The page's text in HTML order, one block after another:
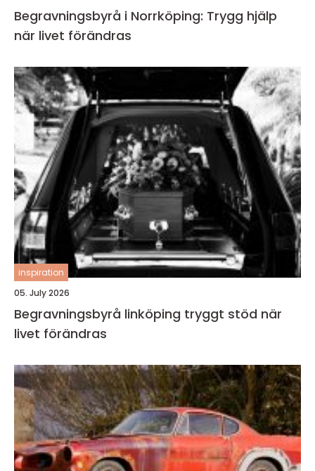
Begravningsbyrå i Norrköping: Trygg hjälp
när livet förändras
inspiration
05. July 2026
Begravningsbyrå linköping tryggt stöd när
livet förändras